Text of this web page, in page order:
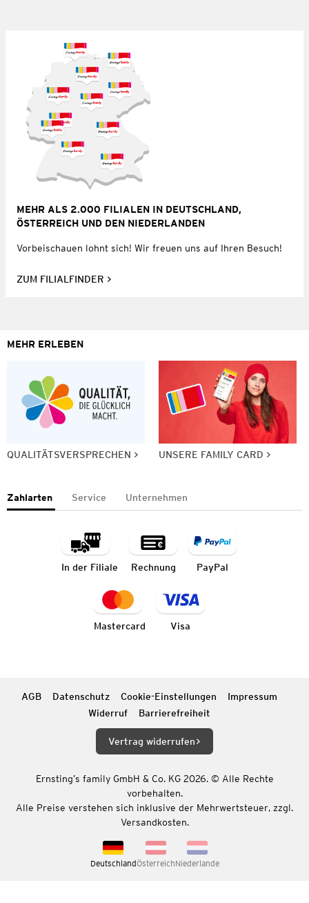
MEHR ALS 2.000 FILIALEN IN DEUTSCHLAND,
ÖSTERREICH UND DEN NIEDERLANDEN
Vorbeischauen lohnt sich! Wir freuen uns auf Ihren Besuch!
ZUM FILIALFINDER
MEHR ERLEBEN
QUALITÄTSVERSPRECHEN UNSERE FAMILY CARD
Zahlarten Service Unternehmen
In der Filiale Rechnung PayPal
Mastercard Visa
AGB Datenschutz Cookie-Einstellungen
Impressum
Widerruf
Barrierefreiheit
Vertrag widerrufen
Ernsting’s family GmbH & Co. KG 2026. © Alle Rechte
vorbehalten.
Alle Preise verstehen sich inklusive der Mehrwertsteuer, zzgl.
Versandkosten.
DeutschlandÖsterreichNiederlande